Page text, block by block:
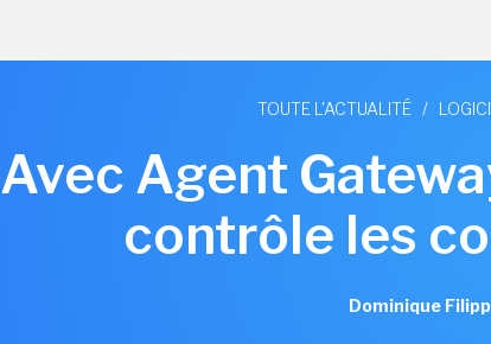
TOUTE L'ACTUALITÉ /
Avec Agent
contrôle les
Dominique